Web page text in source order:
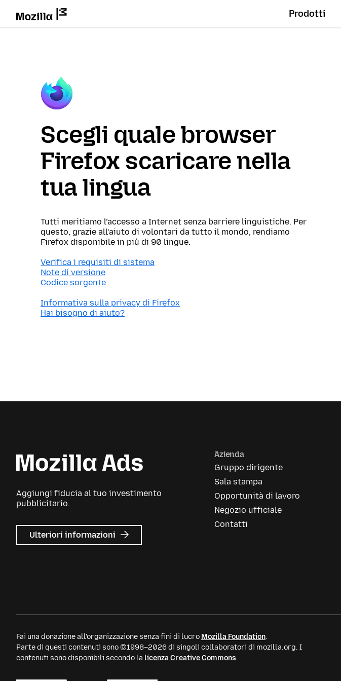
Prodotti
Scegli quale browser
Firefox scaricare nella
tua lingua
Tutti meritiamo l’accesso a Internet senza barriere linguistiche. Per
questo, grazie all’aiuto di volontari da tutto il mondo, rendiamo
Firefox disponibile in più di 90 lingue.
Verifica i requisiti di sistema
Note di versione
Codice sorgente
Informativa sulla privacy di Firefox
Hai bisogno di aiuto?
Aggiungi fiducia al tuo investimento
pubblicitario.
Ulteriori informazioni su
Mozilla
Azienda
Gruppo dirigente
Sala stampa
Opportunità di lavoro
Negozio ufficiale
Contatti
Fai una donazione all’organizzazione senza fini di lucro Mozilla Foundation.
Parte di questi contenuti sono ©1998–2026 di singoli collaboratori di mozilla.org. I
contenuti sono disponibili secondo la licenza Creative Commons.